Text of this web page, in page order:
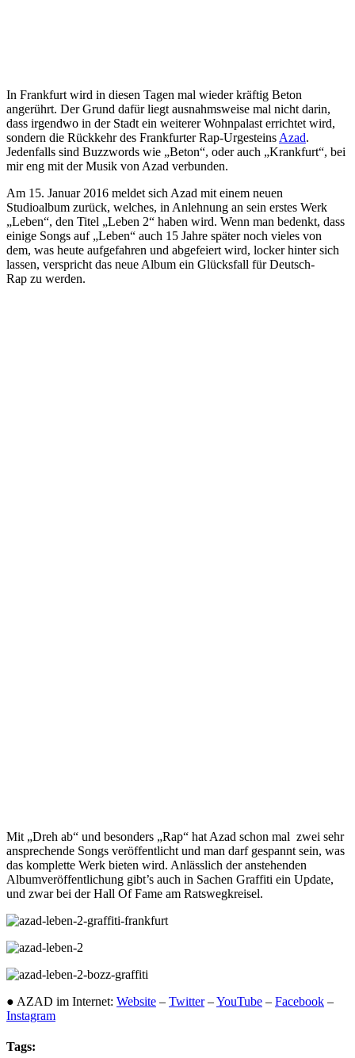
In Frankfurt wird in diesen Tagen mal wieder kräftig Beton
angerührt. Der Grund dafür liegt ausnahmsweise mal nicht darin,
dass irgendwo in der Stadt ein weiterer Wohnpalast errichtet wird,
sondern die Rückkehr des Frankfurter Rap-Urgesteins Azad.
Jedenfalls sind Buzzwords wie „Beton“, oder auch „Krankfurt“, bei
mir eng mit der Musik von Azad verbunden.
Am 15. Januar 2016 meldet sich Azad mit einem neuen
Studioalbum zurück, welches, in Anlehnung an sein erstes Werk
„Leben“, den Titel „Leben 2“ haben wird. Wenn man bedenkt, dass
einige Songs auf „Leben“ auch 15 Jahre später noch vieles von
dem, was heute aufgefahren und abgefeiert wird, locker hinter sich
lassen, verspricht das neue Album ein Glücksfall für Deutsch-
Rap zu werden.
Mit „Dreh ab“ und besonders „Rap“ hat Azad schon mal zwei sehr
ansprechende Songs veröffentlicht und man darf gespannt sein, was
das komplette Werk bieten wird. Anlässlich der anstehenden
Albumveröffentlichung gibt’s auch in Sachen Graffiti ein Update,
und zwar bei der Hall Of Fame am Ratswegkreisel.
● AZAD im Internet: Website – Twitter–YouTube – Facebook –
Instagram
Tags: